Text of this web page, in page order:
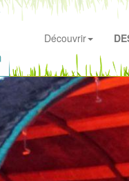
Découvrir